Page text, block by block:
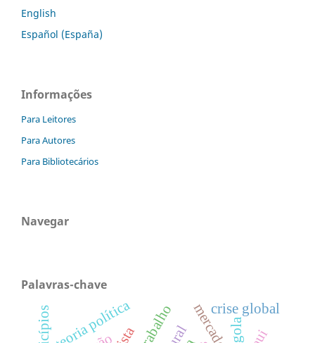
English
Español (España)
Informações
Para Leitores
Para Autores
Para Bibliotecários
Navegar
Palavras-chave
teoria política mercadoscrise global